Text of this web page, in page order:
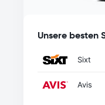
Unsere besten
Sixt
Avis